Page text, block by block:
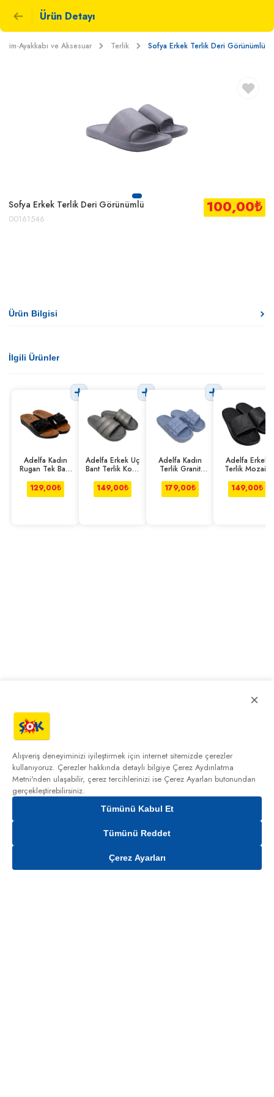
Ürün Detayı
Ayakkabı ve Aksesuar Terlik Sofya Erkek Terlik Deri Görünümlü
Sofya Erkek Terlik Deri Görünümlü
00161546
100,00₺
Gelince Haber Ver
Ürün Bilgisi
İlgili Ürünler
Adelfa Kadın
Rugan Tek Bant
129,00₺
Adelfa Erkek Üç
Bant Terlik Koyu
149,00₺
Adelfa Kadın
Terlik Granit
179,00₺
Adelfa Erkek
Terlik Mozaik
149,00₺
×
Alışveriş deneyiminizi iyileştirmek için internet sitemizde çerezler
kullanıyoruz. Çerezler hakkında detaylı bilgiye Çerez Aydınlatma
Metni'nden ulaşabilir, çerez tercihlerinizi ise Çerez Ayarları butonundan
gerçekleştirebilirsiniz.
Tümünü Kabul Et
Tümünü Reddet
Çerez Ayarları